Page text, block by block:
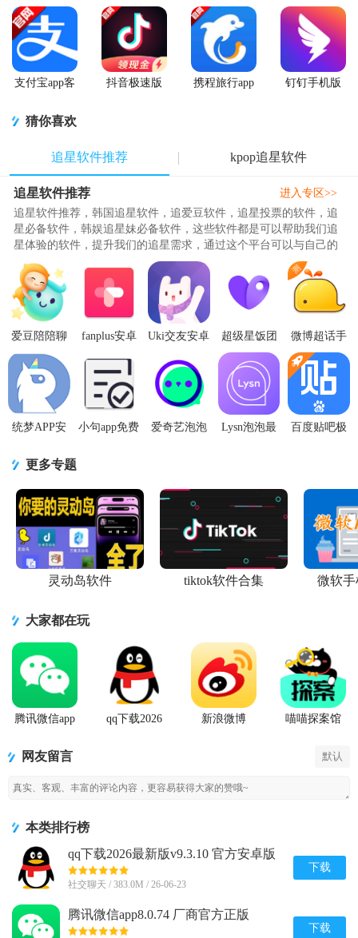
支付宝app客
抖音极速版
携程旅行app
钉钉手机版
猜你喜欢
追星软件推荐 kpop追星软件
追星软件推荐
追星软件推荐，韩国追星软件，追爱豆软件，追星投票的软件，追
星必备软件，韩娱追星妹必备软件，这些软件都是可以帮助我们追
星体验的软件，提升我们的追星需求，通过这个平台可以与自己的
爱豆进行聊天和对话，操作方..
进入专区>>
爱豆陪陪聊
天软件1.0.0
安卓版
fanplus安卓
1.28.7 最新
版
Uki交友安卓
手机最新版
超级星饭团
客户端7.2.0
手机最新版
微博超话手
机客户端
2.0.7 最新版
本
统梦APP安
V1.0.1
小句app免费
爱奇艺泡泡
Lysn泡泡最
百度贴吧极
更多专题
灵动岛软件 tiktok软件合集 微软手
大家都在玩
腾讯微信app
qq下载2026
新浪微博
喵喵探案馆
网友留言 默认
本类排行榜
qq下载2026最新版v9.3.10 官方安卓版
社交聊天 / 383.0M / 26-06-23
下载
腾讯微信app8.0.74 厂商官方正版
下载